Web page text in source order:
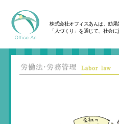
株式会社オフィスあんは、効
「人づくり」を通じて、社会に